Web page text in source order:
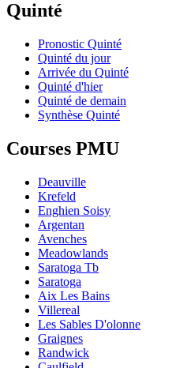
Quinté
Pronostic Quinté
Quinté du jour
Arrivée du Quinté
Quinté d'hier
Quinté de demain
Synthèse Quinté
Courses PMU
Deauville
Krefeld
Enghien Soisy
Argentan
Avenches
Meadowlands
Saratoga Tb
Saratoga
Aix Les Bains
Villereal
Les Sables D'olonne
Graignes
Randwick